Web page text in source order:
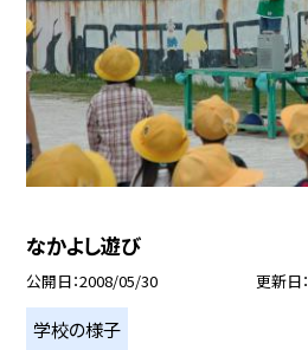
なかよし遊び
公開日 2008/05/30 更新日
学校の様子